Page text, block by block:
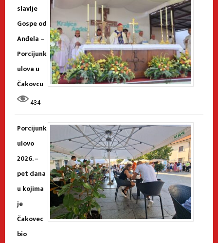
slavlje
Gospe od
Anđela –
Porcijunk
ulova u
Čakovcu
434
Porcijunk
ulovo
2026. –
pet dana
u kojima
je
Čakovec
bio